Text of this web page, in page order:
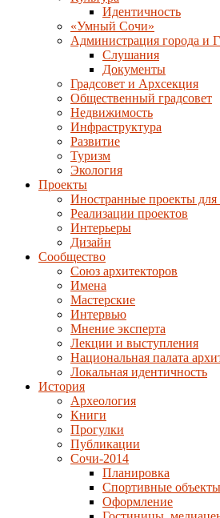
Идентичность
«Умный Сочи»
Администрация города и
Слушания
Документы
Градсовет и Архсекция
Общественный градсовет
Недвижимость
Инфраструктура
Развитие
Туризм
Экология
Проекты
Иностранные проекты
Реализации проектов
Интерьеры
Дизайн
Сообщество
Союз архитекторов
Имена
Мастерские
Интервью
Мнение эксперта
Лекции и выступления
Национальная палата
Локальная идентичность
История
Археология
Книги
Прогулки
Публикации
Сочи-2014
Планировка
Спортивные объекты
Оформление